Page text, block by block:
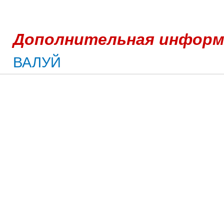
Дополнительная
ВАЛУЙ